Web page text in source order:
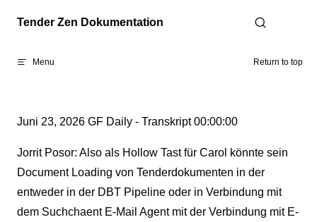
Skip to content
Tender Zen Dokumentation
Menu Return to top
Juni 23, 2026 GF Daily - Transkript 00:00:00
Jorrit Posor: Also als Hollow Tast für Carol könnte sein
Document Loading von Tenderdokumenten in der
entweder in der DBT Pipeline oder in Verbindung mit
dem Suchchaent E-Mail Agent mit der Verbindung mit E-